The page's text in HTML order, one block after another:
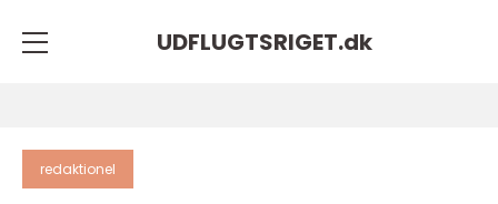
UDFLUGTSRIGET.dk
redaktionel